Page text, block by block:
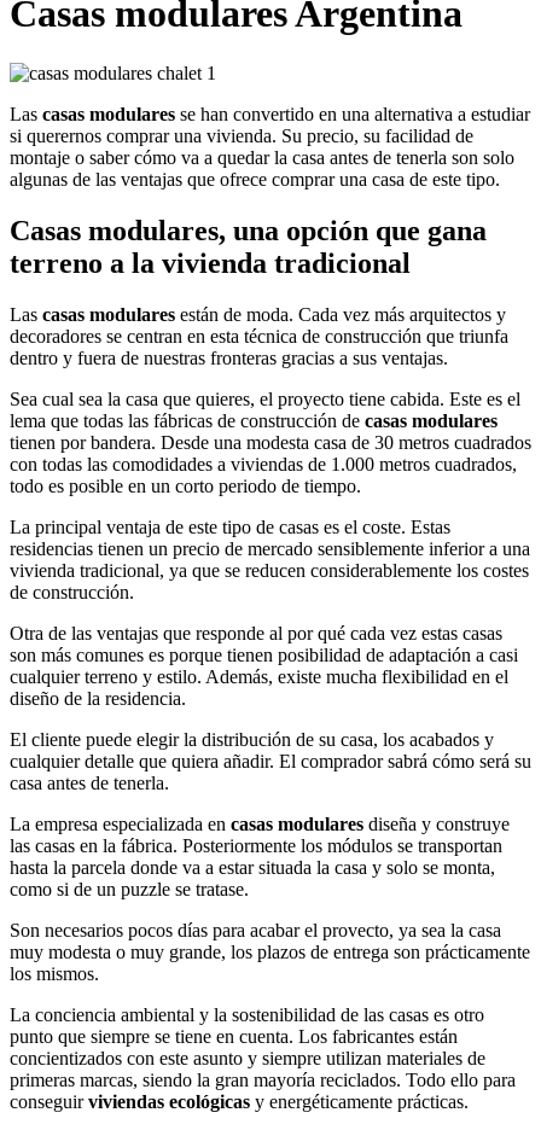
Casas modulares Argentina
Las casas modulares se han convertido en una alternativa a estudiar
si querernos comprar una vivienda. Su precio, su facilidad de
montaje o saber cómo va a quedar la casa antes de tenerla son solo
algunas de las ventajas que ofrece comprar una casa de este tipo.
Casas modulares, una opción que gana
terreno a la vivienda tradicional
Las casas modulares están de moda. Cada vez más arquitectos y
decoradores se centran en esta técnica de construcción que triunfa
dentro y fuera de nuestras fronteras gracias a sus ventajas.
Sea cual sea la casa que quieres, el proyecto tiene cabida. Este es el
lema que todas las fábricas de construcción de casas modulares
tienen por bandera. Desde una modesta casa de 30 metros cuadrados
con todas las comodidades a viviendas de 1.000 metros cuadrados,
todo es posible en un corto periodo de tiempo.
La principal ventaja de este tipo de casas es el coste. Estas
residencias tienen un precio de mercado sensiblemente inferior a una
vivienda tradicional, ya que se reducen considerablemente los costes
de construcción.
Otra de las ventajas que responde al por qué cada vez estas casas
son más comunes es porque tienen posibilidad de adaptación a casi
cualquier terreno y estilo. Además, existe mucha flexibilidad en el
diseño de la residencia.
El cliente puede elegir la distribución de su casa, los acabados y
cualquier detalle que quiera añadir. El comprador sabrá cómo será su
casa antes de tenerla.
La empresa especializada en casas modulares diseña y construye
las casas en la fábrica. Posteriormente los módulos se transportan
hasta la parcela donde va a estar situada la casa y solo se monta,
como si de un puzzle se tratase.
Son necesarios pocos días para acabar el provecto, ya sea la casa
muy modesta o muy grande, los plazos de entrega son prácticamente
los mismos.
La conciencia ambiental y la sostenibilidad de las casas es otro
punto que siempre se tiene en cuenta. Los fabricantes están
concientizados con este asunto y siempre utilizan materiales de
primeras marcas, siendo la gran mayoría reciclados. Todo ello para
conseguirviviendas ecológicas y energéticamente prácticas.